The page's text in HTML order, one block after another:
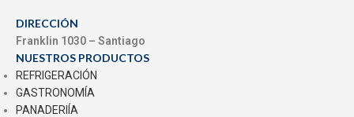
DIRECCIÓN
Franklin 1030 – Santiago
NUESTROS PRODUCTOS
REFRIGERACIÓN
GASTRONOMÍA
PANADERIÍA